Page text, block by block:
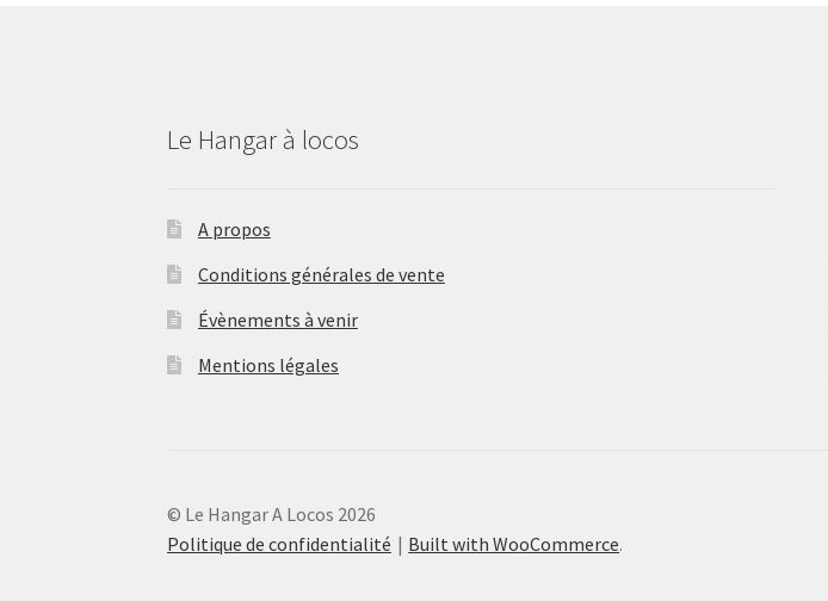
Le Hangar à locos
A propos
Conditions générales de vente
Évènements à venir
Mentions légales
© Le Hangar A Locos 2026
Politique de confidentialité
Built with WooCommerce.